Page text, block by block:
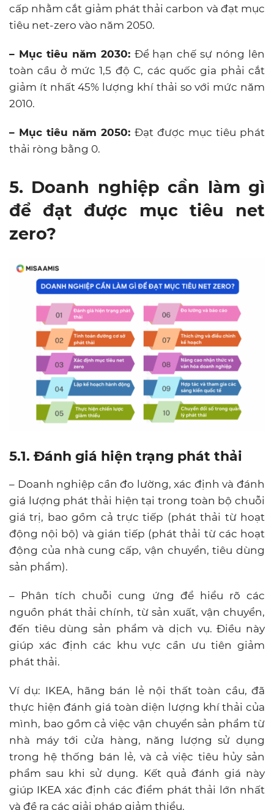
cấp nhằm cắt giảm phát thải carbon và đạt mục
tiêu net-zero vào năm 2050.
– Mục tiêu năm 2030: Để hạn chế sự nóng lên
toàn cầu ở mức 1,5 độ C, các quốc gia phải cắt
giảm ít nhất 45% lượng khí thải so với mức năm
2010.
– Mục tiêu năm 2050: Đạt được mục tiêu phát
thải ròng bằng 0.
5. Doanh nghiệp cần làm gì
để đạt được mục tiêu net
zero?
5.1. Đánh giá hiện trạng phát thải
– Doanh nghiệp cần đo lường, xác định và đánh
giá lượng phát thải hiện tại trong toàn bộ chuỗi
giá trị, bao gồm cả trực tiếp (phát thải từ hoạt
động nội bộ) và gián tiếp (phát thải từ các hoạt
động của nhà cung cấp, vận chuyển, tiêu dùng
sản phẩm).
– Phân tích chuỗi cung ứng để hiểu rõ các
nguồn phát thải chính, từ sản xuất, vận chuyển,
đến tiêu dùng sản phẩm và dịch vụ. Điều này
giúp xác định các khu vực cần ưu tiên giảm
phát thải.
Ví dụ: IKEA, hãng bán lẻ nội thất toàn cầu, đã
thực hiện đánh giá toàn diện lượng khí thải của
mình, bao gồm cả việc vận chuyển sản phẩm từ
nhà máy tới cửa hàng, năng lượng sử dụng
trong hệ thống bán lẻ, và cả việc tiêu hủy sản
phẩm sau khi sử dụng. Kết quả đánh giá này
giúp IKEA xác định các điểm phát thải lớn nhất
và đề ra các giải pháp giảm thiểu.